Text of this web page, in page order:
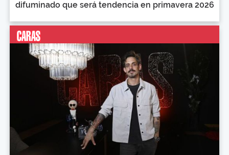
difuminado que será tendencia en primavera 2026